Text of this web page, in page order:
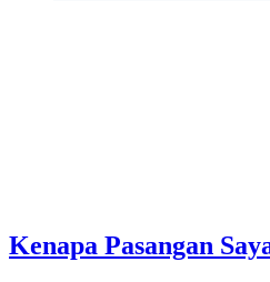
Kenapa Pasangan